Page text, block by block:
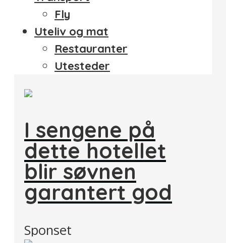
Fly
Uteliv og mat
Restauranter
Utesteder
I sengene på
dette hotellet
blir søvnen
garantert god
Sponset